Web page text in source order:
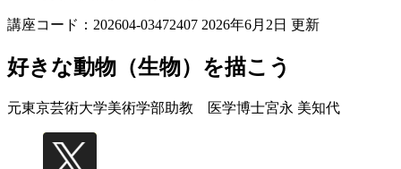
講座コード：202604-03472407 2026年6月2日 更新
好きな動物（生物）を描こう
元東京芸術大学美術学部助教 医学博士宮永 美知代